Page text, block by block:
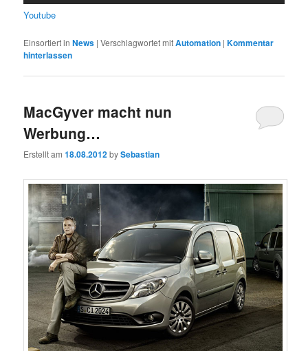
Youtube
Einsortiert in News |Verschlagwortet mitAutomation |Kommentar
hinterlassen
MacGyver macht nun
Werbung…
Erstellt am18.08.2012bySebastian